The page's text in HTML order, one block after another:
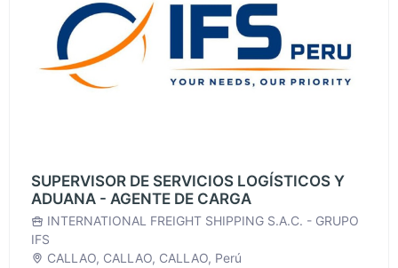
SUPERVISOR DE SERVICIOS LOGÍSTICOS Y
ADUANA - AGENTE DE CARGA
INTERNATIONAL FREIGHT SHIPPING S.A.C. - GRUPO
IFS
CALLAO, CALLAO, CALLAO, Perú